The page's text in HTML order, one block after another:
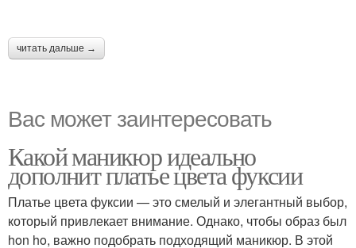
читать дальше →
Вас может заинтересовать
Какой маникюр идеально
дополнит платье цвета фуксии
Платье цвета фуксии — это смелый и элегантный выбор,
который привлекает внимание. Однако, чтобы образ был
hon ho, важно подобрать подходящий маникюр. В этой